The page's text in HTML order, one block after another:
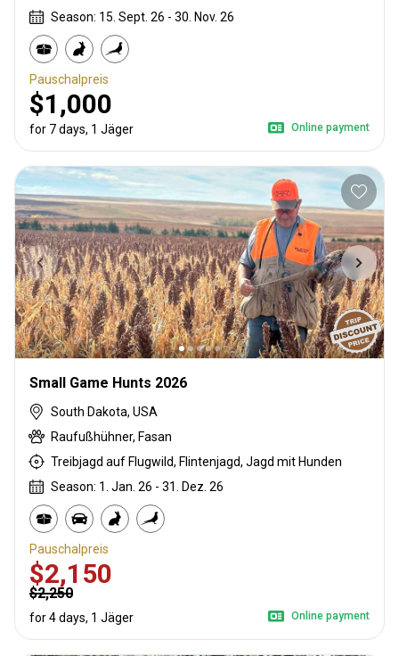
Season: 15. Sept. 26 - 30. Nov. 26
Pauschalpreis
$1,000
for 7 days, 1 Jäger Online payment
Small Game Hunts 2026
South Dakota, USA
Raufußhühner, Fasan
Treibjagd auf Flugwild, Flintenjagd, Jagd mit Hunden
Season: 1. Jan. 26 - 31. Dez. 26
Pauschalpreis
$2,150
$2,250
for 4 days, 1 Jäger Online payment